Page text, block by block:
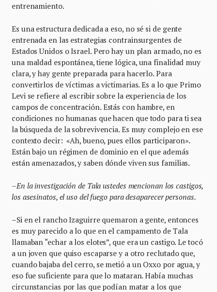
entrenamiento.
Es una estructura dedicada a eso, no sé si de gente
entrenada en las estrategias contrainsurgentes de
Estados Unidos o Israel. Pero hay un plan armado, no es
una maldad espontánea, tiene lógica, una finalidad muy
clara, y hay gente preparada para hacerlo. Para
convertirlos de víctimas a victimarias. Es a lo que Primo
Levi se refiere al escribir sobre la experiencia de los
campos de concentración. Estás con hambre, en
condiciones no humanas que hacen que todo para ti sea
la búsqueda de la sobrevivencia. Es muy complejo en ese
contexto decir: «Ah, bueno, pues ellos participaron».
Están bajo un régimen de dominio en el que además
están amenazados, y saben dónde viven sus familias.
–En la investigación de Tala ustedes mencionan los castigos,
los asesinatos, el uso del fuego para desaparecer personas.
–Si en el rancho Izaguirre quemaron a gente, entonces
es muy parecido a lo que en el campamento de Tala
llamaban “echar a los elotes”, que era un castigo. Le tocó
a un joven que quiso escaparse y a otro reclutado que,
cuando bajaba del cerro, se metió a un Oxxo por agua, y
eso fue suficiente para que lo mataran. Había muchas
circunstancias por las que podían matar a los que